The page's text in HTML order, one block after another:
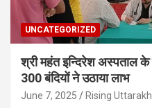
UNCATEGORIZED
श्री महंत इन्दिरेश अस्पताल के
300 बंदियों ने उठाया लाभ
June 7, 2025 Rising